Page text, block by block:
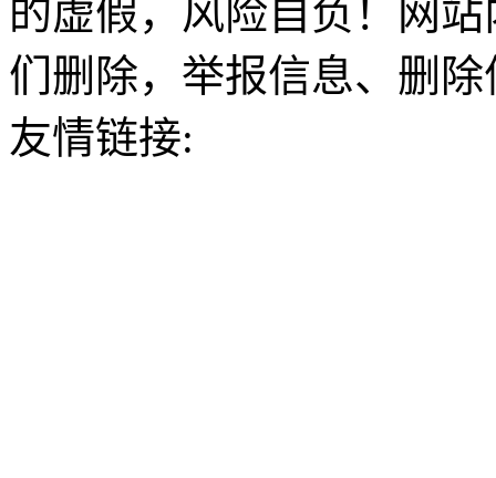
的虚假，风险自负！网
们删除，举报信息、删
友情链接: